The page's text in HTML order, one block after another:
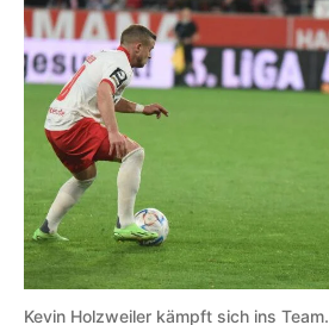
Kevin Holzweiler kämpft sich ins Team.